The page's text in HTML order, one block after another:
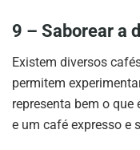
9 – Saborear a
Existem diversos
permitem
representa bem o que
e um café expresso e